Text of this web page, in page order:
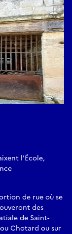
l'École,
de rue où se
des
de Saint-
Chotard ou sur